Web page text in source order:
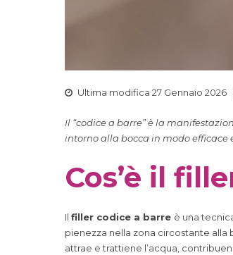
Ultima modifica 27 Gennaio 2026
Il “codice a barre” è la
intorno alla bocca in modo
Cos’è il
Il filler codice a barre è una
pienezza nella zona circostante
attrae e trattiene l’acqua,